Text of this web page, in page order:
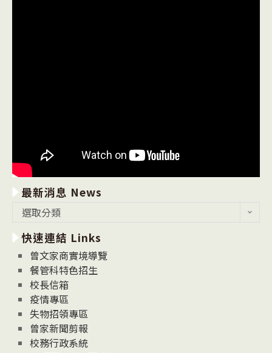
最新消息 News
消
息
News
選取分類
快速連結 Links
曾文家商實境導覽
餐管科特色招生
校長信箱
疫情專區
失物招領專區
曾家新聞剪報
校務行政系統